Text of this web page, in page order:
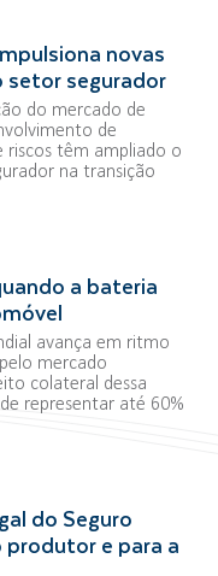
novas
segurador
do mercado de
de
riscos têm ampliado o
na transição
a bateria
avança em ritmo
mercado
colateral dessa
representar até 60%
do Seguro
produtor e para a